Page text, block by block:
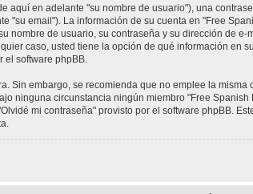
aquí en adelante "su nombre de usuario"), una
"su email"). La información de su cuenta en "Free
nombre de usuario, su contraseña y su dirección de
caso, usted tiene la opción de qué información en
el software phpBB.
Sin embargo, se recomienda que no emplee la
ninguna circunstancia ningún miembro "Free
mi contraseña" provisto por el software phpBB.